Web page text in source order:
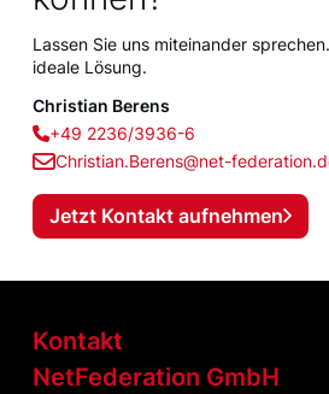
Lassen Sie uns miteinander
ideale Lösung.
Christian Berens
+49 2236/3936-6
Christian.Berens@net-
Jetzt Kontakt aufnehmen
Kontakt
NetFederation GmbH